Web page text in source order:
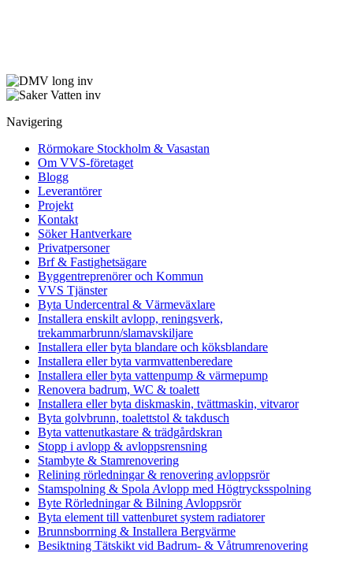
Navigering
Rörmokare Stockholm & Vasastan
Om VVS-företaget
Blogg
Leverantörer
Projekt
Kontakt
Söker Hantverkare
Privatpersoner
Brf & Fastighetsägare
Byggentreprenörer och Kommun
VVS Tjänster
Byta Undercentral & Värmeväxlare
Installera enskilt avlopp, reningsverk,
trekammarbrunn/slamavskiljare
Installera eller byta blandare och köksblandare
Installera eller byta varmvattenberedare
Installera eller byta vattenpump & värmepump
Renovera badrum, WC & toalett
Installera eller byta diskmaskin, tvättmaskin, vitvaror
Byta golvbrunn, toalettstol & takdusch
Byta vattenutkastare & trädgårdskran
Stopp i avlopp & avloppsrensning
Stambyte & Stamrenovering
Relining rörledningar & renovering avloppsrör
Stamspolning & Spola Avlopp med Högtrycksspolning
Byte Rörledningar & Bilning Avloppsrör
Byta element till vattenburet system radiatorer
Brunnsborrning & Installera Bergvärme
Besiktning Tätskikt vid Badrum- & Våtrumrenovering